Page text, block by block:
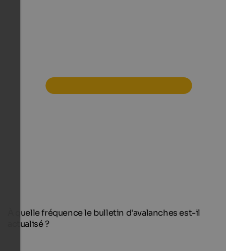
À quelle fréquence le bulletin d'avalanches est-il
actualisé ?